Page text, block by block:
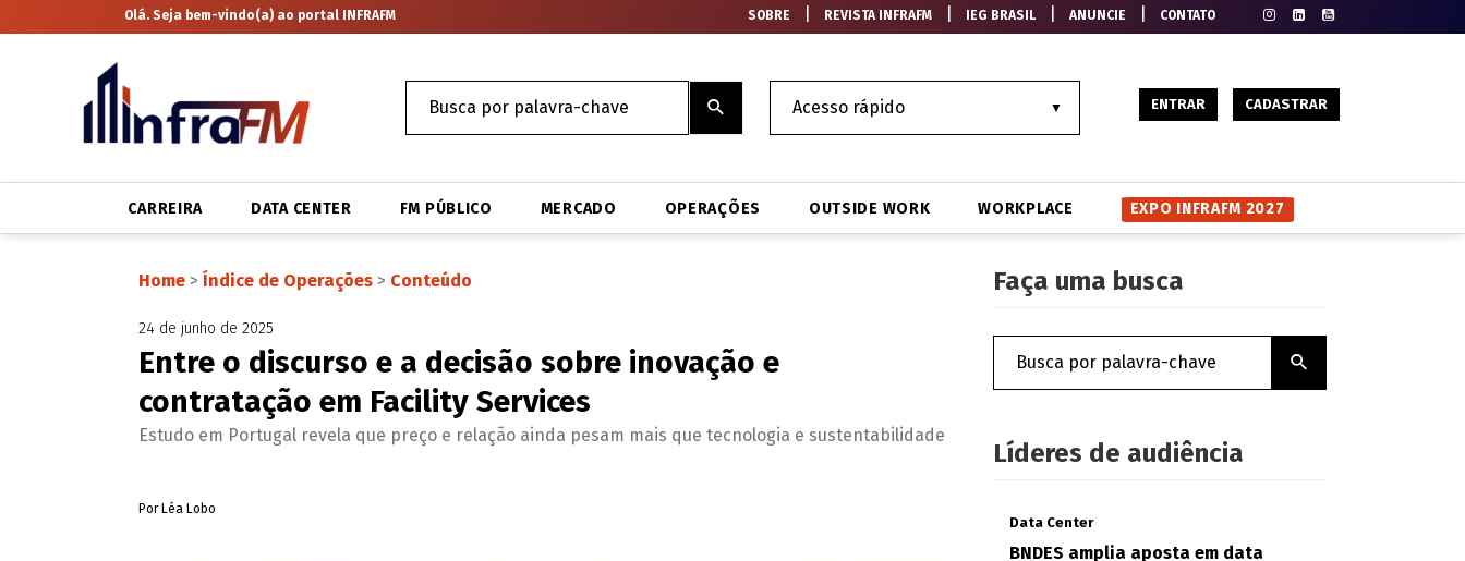
Olá. Seja bem-vindo(a) ao portal INFRAFM SOBRE REVISTA INFRAFM IEG BRASIL|ANUNCIE CONTATO
ENTRAR CADASTRAR
CARREIRA DATA CENTER FM PÚBLICO MERCADO OPERAÇÕES OUTSIDE WORK WORKPLACE EXPO INFRAFM 2027
Home> Índice de Operações> Conteúdo
24 de junho de 2025
Entre o discurso e a decisão sobre inovação e
contratação em Facility Services
Estudo em Portugal revela que preço e relação ainda pesam mais que tecnologia e sustentabilidade
Por Léa Lobo
Faça uma busca
Líderes de audiência
Data Center
BNDES amplia aposta em data